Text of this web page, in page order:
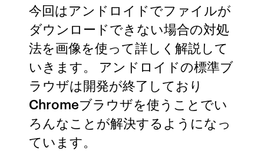
今回はアンドロイドでファイルが
ダウンロードできない場合の対処
法を画像を使って詳しく解説して
いきます。 アンドロイドの標準ブ
ラウザは開発が終了しており
Chromeブラウザを使うことでい
ろんなことが解決するようになっ
ています。